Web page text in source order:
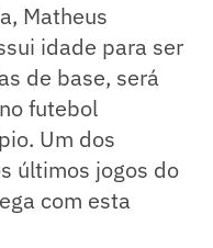
Matheus
idade para ser
de base, será
futebol
Um dos
últimos jogos do
com esta